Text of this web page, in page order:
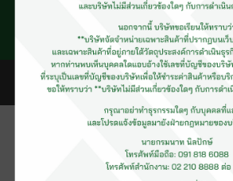
นโยบายคุ้มครองข้อมูลส่วนบุคคลของ (C.A.S.